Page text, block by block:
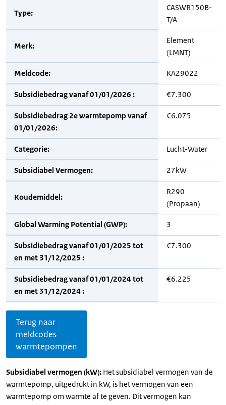
Type:
CASWR150B-
T/A
Merk:
Element
(LMNT)
Meldcode: KA29022
Subsidiebedrag vanaf 01/01/2026 : €7.300
Subsidiebedrag 2e warmtepomp vanaf
01/01/2026:
€6.075
Categorie: Lucht-Water
Subsidiabel Vermogen: 27kW
Koudemiddel:
R290
(Propaan)
Global Warming Potential (GWP): 3
Subsidiebedrag vanaf 01/01/2025 tot
en met 31/12/2025 :
€7.300
Subsidiebedrag vanaf 01/01/2024 tot
en met 31/12/2024 :
€6.225
Terug naar
meldcodes
warmtepompen
Subsidiabel vermogen (kW): Het subsidiabel vermogen van de
warmtepomp, uitgedrukt in kW, is het vermogen van een
warmtepomp om warmte af te geven. Dit vermogen kan